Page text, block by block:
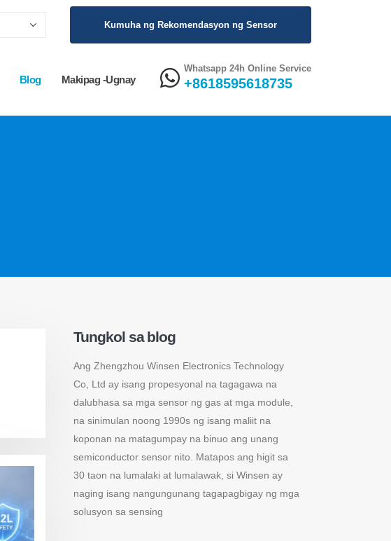
Kumuha ng Rekomendasyon ng Sensor
Blog Makipag -ugnay
Whatsapp 24h Online Service
+8618595618735
Tungkol sa blog
Ang Zhengzhou Winsen Electronics Technology
Co, Ltd ay isang propesyonal na tagagawa na
dalubhasa sa mga sensor ng gas at mga module,
na sinimulan noong 1990s ng isang maliit na
koponan na matagumpay na binuo ang unang
semiconductor sensor nito. Matapos ang higit sa
30 taon na lumalaki at lumalawak, si Winsen ay
naging isang nangungunang tagapagbigay ng mga
solusyon sa sensing